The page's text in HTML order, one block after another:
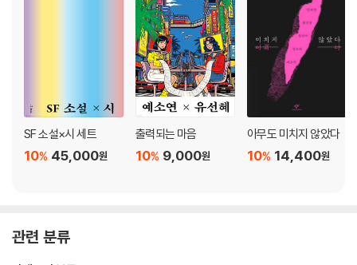
SF 소설×시 세트
45,000원
10%
출력되는 마음
9,000원
10%
아무도 미치지 않았다
14,400원
10%
관련 분류